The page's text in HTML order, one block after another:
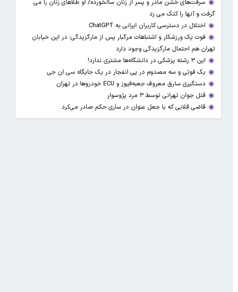
سرقت‌های خشن مادر و پسر از زنان سالخورده/ او طلاهای زنان را می
گرفت و آنها را کتک می زد
اختلال در دسترسی کاربران ایرانی به ChatGPT
فوت یک ورزشکار و اشتباهات مرگبار پس از مارگزیدگی؛ در این خیابان
تهران هم احتمال مارگزیدگی وجود دارد
این ۳ رشته پزشکی در دانشگاه‌ها مشتری ندارد!
یک فوتی و سه مصدوم در پی انفجار در یک جایگاه سی ان جی
دستگیری سارق معروف جعبه‌فیوز و ECU خودروها در تهران
قتل جوان تهرانی توسط ۳ مرد پژوسوار
قاضی قلابی که با جعل عنوان در ساری حکم صادر می‌کرد